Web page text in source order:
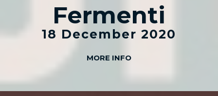
Fermenti
18 December 2020
MORE INFO